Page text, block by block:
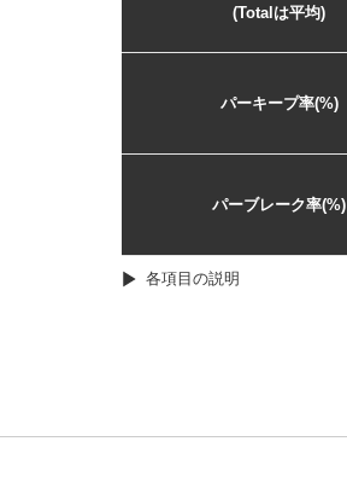
(Totalは平均)
パーキープ率(%)
パーブレーク率(%)
各項目の説明